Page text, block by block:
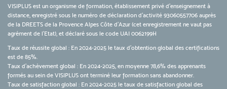
VISIPLUS est un organisme de formation, établissement privé d’enseignement à
distance, enregistré sous le numéro de déclaration d’activité 93060557706 auprès
de la DREETS de la Provence Alpes Côte d’Azur (cet enregistrement ne vaut pas
agrément de l’Etat), et déclaré sous le code UAI 0062199H
Taux de réussite global : En 2024-2025 le taux d'obtention global des certifications
est de 85%.
Taux d’achèvement global : En 2024-2025, en moyenne 78,6% des apprenants
formés au sein de VISIPLUS ont terminé leur formation sans abandonner.
Taux de satisfaction global : En 2024-2025 le taux de satisfaction global des